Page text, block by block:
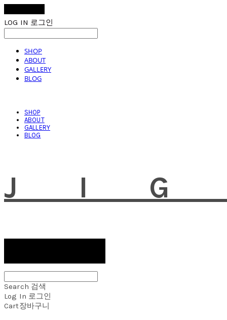
LOG IN 로그인
SHOP
ABOUT
GALLERY
BLOG
SHOP
ABOUT
GALLERY
BLOG
Search 검색
Log In 로그인
Cart장바구니